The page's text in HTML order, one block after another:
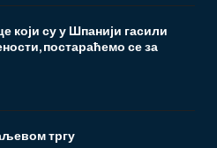
који су у Шпанији гасили
постараћемо се за
тргу